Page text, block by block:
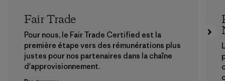
Fair Trade
Pour nous, le Fair Trade Certified est la
première étape vers des rémunérations plus
justes pour nos partenaires dans la chaîne
d'approvisionnement.